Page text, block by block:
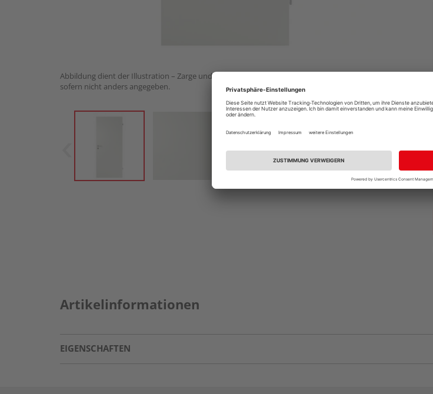
Abbildung dient der Illustration – Zarge und Drückergarnitur nicht im Lieferumfang enthalten,
sofern nicht anders angegeben.
Artikelinformationen
EIGENSCHAFTEN